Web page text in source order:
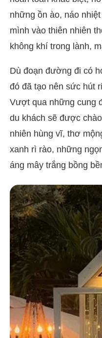
những ồn ào, náo
mình vào thiên nhiên
không khí trong lành,
Dù đoạn đường đi có
đó đã tạo nên sức hút
Vượt qua những cung
du khách sẽ được
nhiên hùng vĩ, thơ
xanh rì rào, những
áng mây trắng bồng